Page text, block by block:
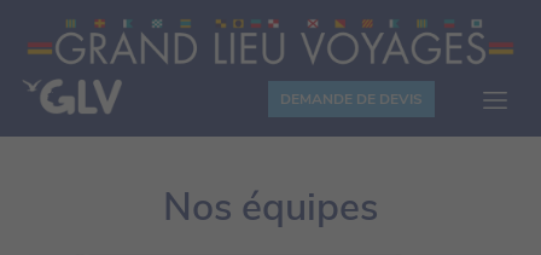
DEMANDE DE DEVIS
Nos équipes